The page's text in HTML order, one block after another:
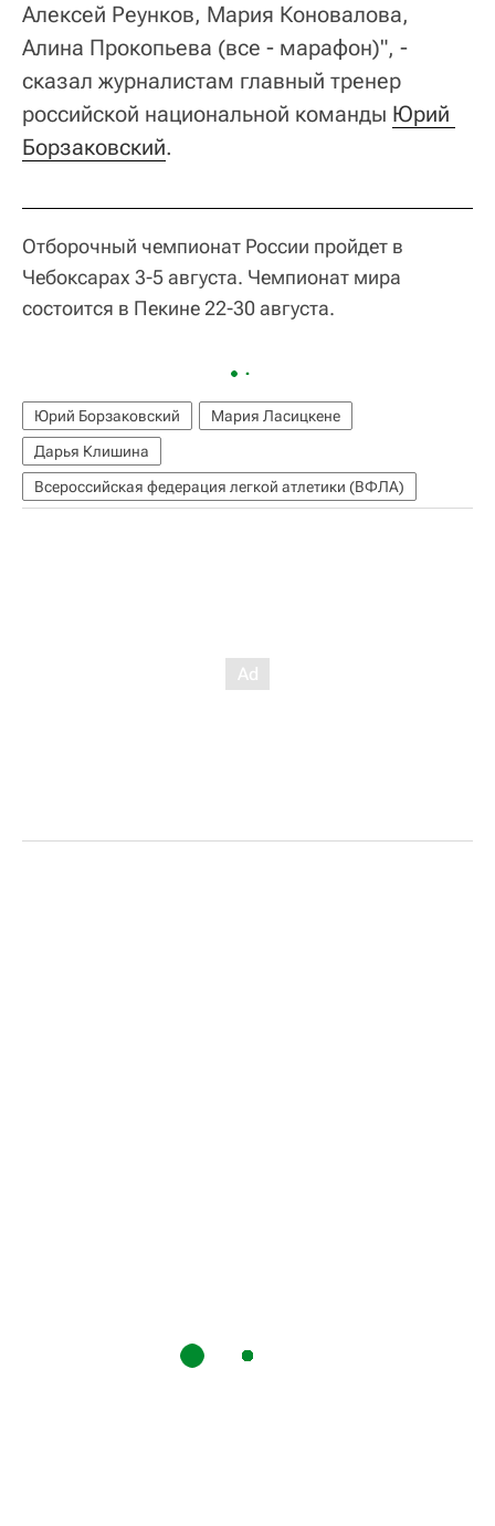
Алексей Реунков, Мария Коновалова,
Алина Прокопьева (все - марафон)", -
сказал журналистам главный тренер
российской национальной команды Юрий
Борзаковский.
Отборочный чемпионат России пройдет в
Чебоксарах 3-5 августа. Чемпионат мира
состоится в Пекине 22-30 августа.
Юрий Борзаковский
Мария Ласицкене
Дарья Клишина
Всероссийская федерация легкой атлетики (ВФЛА)